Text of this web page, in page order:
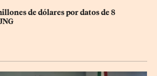
de dólares por datos de 8